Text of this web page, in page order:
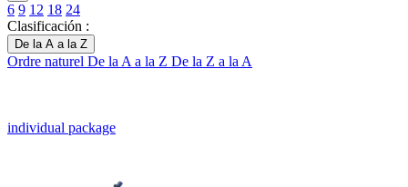
6 9 12 18 24
Clasificación :
De la A a la Z
Ordre naturel De la A a la Z De la Z a la A
individual package